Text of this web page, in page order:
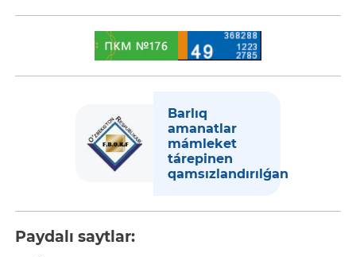
Barlıq
amanatlar
mámleket
tárepinen
qamsızlandırılǵan
Paydalı saytlar: